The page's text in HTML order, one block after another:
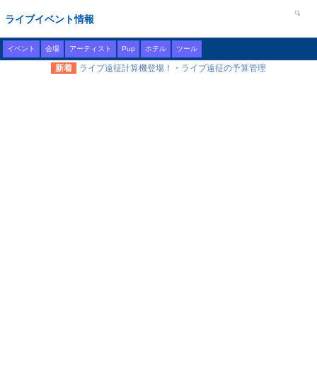
ライブイベント情報
イベント 会場 アーティスト Pup ホテル ツール
新着 ライブ遠征計算機登場！・ライブ遠征の予算管理